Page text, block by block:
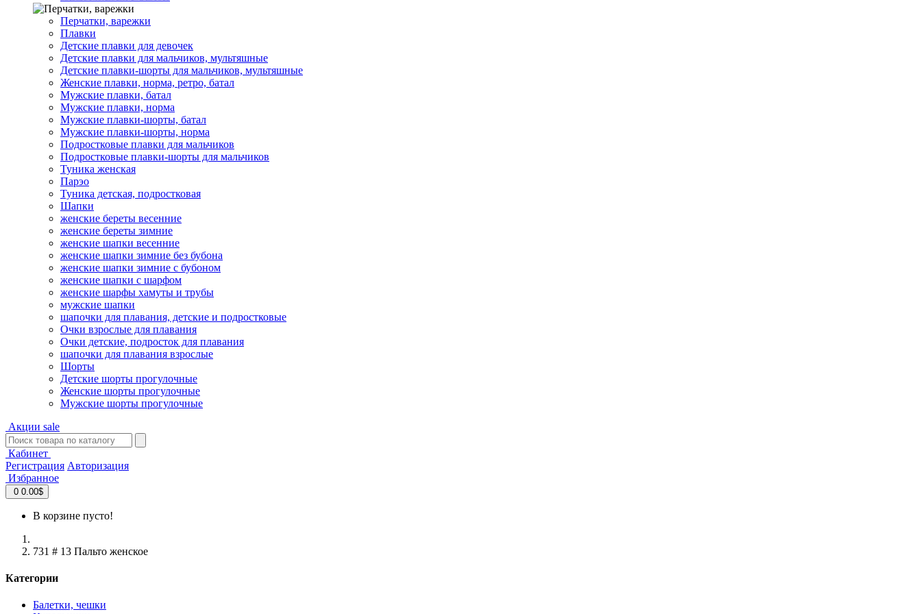
Перчатки, варежки
Плавки
Детские плавки для девочек
Детские плавки для мальчиков, мультяшные
Детские плавки-шорты для мальчиков, мультяшные
Женские плавки, норма, ретро, батал
Мужские плавки, батал
Мужские плавки, норма
Мужские плавки-шорты, батал
Мужские плавки-шорты, норма
Подростковые плавки для мальчиков
Подростковые плавки-шорты для мальчиков
Туникa женская
Парэо
Туника детская, подростковая
Шапки
женские береты весенние
женские береты зимние
женские шапки весенние
женские шапки зимние без бубона
женские шапки зимние с бубоном
женские шапки с шарфом
женские шарфы хамуты и трубы
мужские шапки
шапочки для плавания, детские и подростковые
Очки взрослые для плавания
Очки детские, подросток для плавания
шапочки для плавания взрослые
Шорты
Детские шорты прогулочные
Женские шорты прогулочные
Мужские шорты прогулочные
Акции sale
Кабинет
Регистрация Авторизация
Избранное
0 0.00$
В корзине пусто!
731 # 13 Пальто женское
Категории
Балетки, чешки